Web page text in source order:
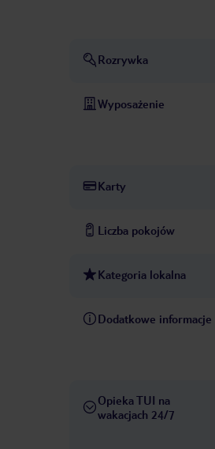
Rozrywka
Wyposażenie
Karty
Liczba pokojów
Kategoria lokalna
Dodatkowe informacje
Opieka TUI na
wakacjach 24/7